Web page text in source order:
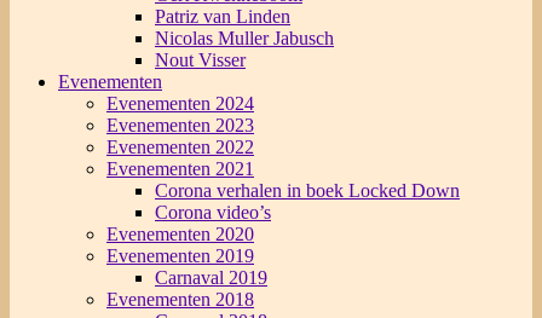
Patriz van Linden
Nicolas Muller Jabusch
Nout Visser
Evenementen
Evenementen 2024
Evenementen 2023
Evenementen 2022
Evenementen 2021
Corona verhalen in boek Locked Down
Corona video’s
Evenementen 2020
Evenementen 2019
Carnaval 2019
Evenementen 2018